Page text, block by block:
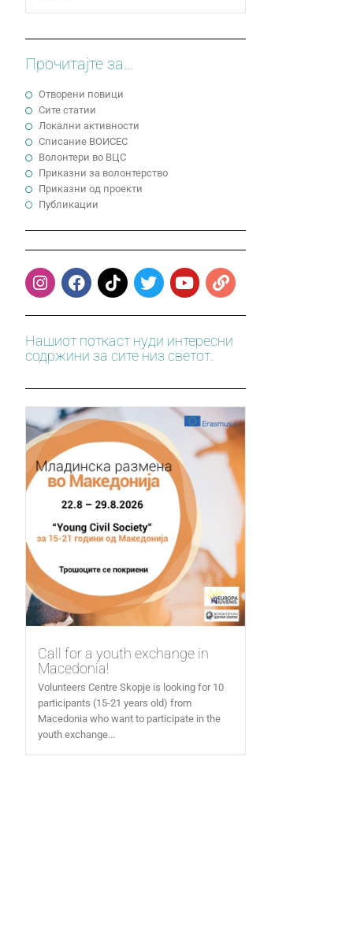
Прочитајте за...
Отворени повици
Сите статии
Локални активности
Cписание ВОИСЕС
Волонтери во ВЦС
Приказни за волонтерство
Приказни од проекти
Публикации
Нашиот поткаст нуди интересни
содржини за сите низ светот.
Call for a youth exchange in
Macedonia!
Volunteers Centre Skopje is looking for 10
participants (15-21 years old) from
Macedonia who want to participate in the
youth exchange...